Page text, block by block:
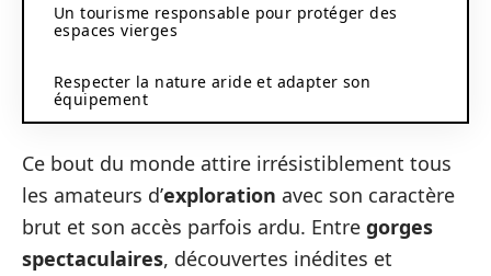
Un tourisme responsable pour protéger des
espaces vierges
Respecter la nature aride et adapter son
équipement
Ce bout du monde attire irrésistiblement tous
les amateurs d’exploration avec son caractère
brut et son accès parfois ardu. Entre gorges
spectaculaires, découvertes inédites et